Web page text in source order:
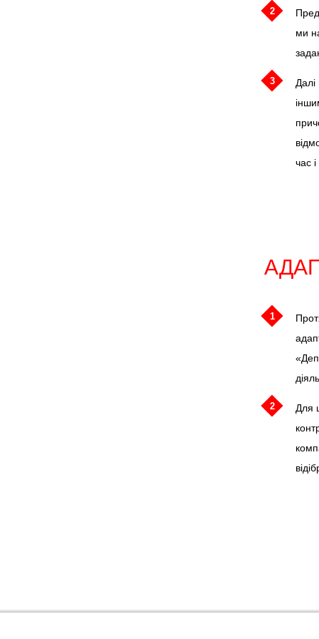
2
ми
3
час
1
2
Для